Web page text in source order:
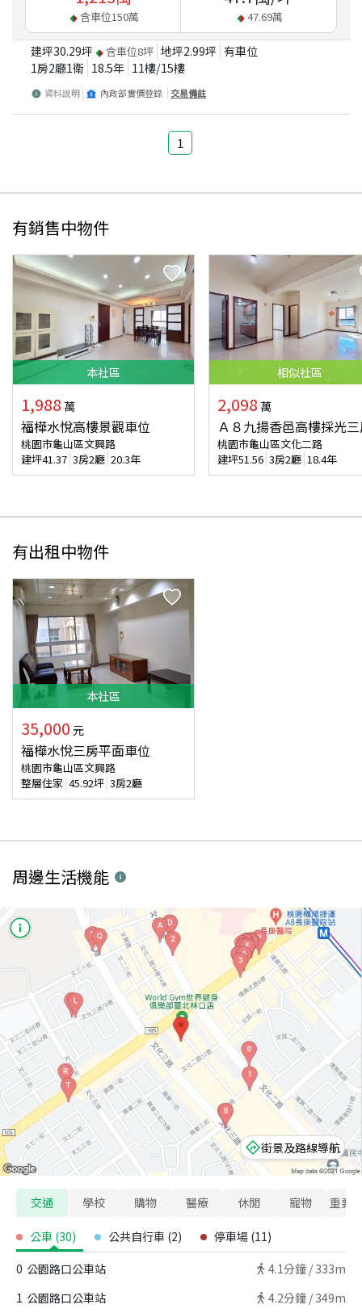
含車位150萬 47.69萬
建坪30.29坪 含車位8坪 地坪2.99坪 有車位
1房2廳1衛 18.5年 11樓/15樓
資料說明 內政部實價登錄 交易備註
1
有銷售中物件
本社區
1,988 萬
福樺水悅高樓景觀車位
桃園市龜山區文興路
建坪41.37 3房2廳 20.3年
相似社區
2,098 萬
Ａ８九揚香邑高樓採光
桃園市龜山區文化二路
建坪51.56 3房2廳 18.4年
有出租中物件
本社區
35,000 元
福樺水悅三房平面車位
桃園市龜山區文興路
整層住家 45.92坪 3房2廳
周邊生活機能
街景及路線導航
交通 學校 購物 醫療 休閒 寵物 重要
公車 (30) 公共自行車 (2) 停車場 (11)
0 公園路口公車站 4.1分鐘 / 333m
1 公園路口公車站 4.2分鐘 / 349m